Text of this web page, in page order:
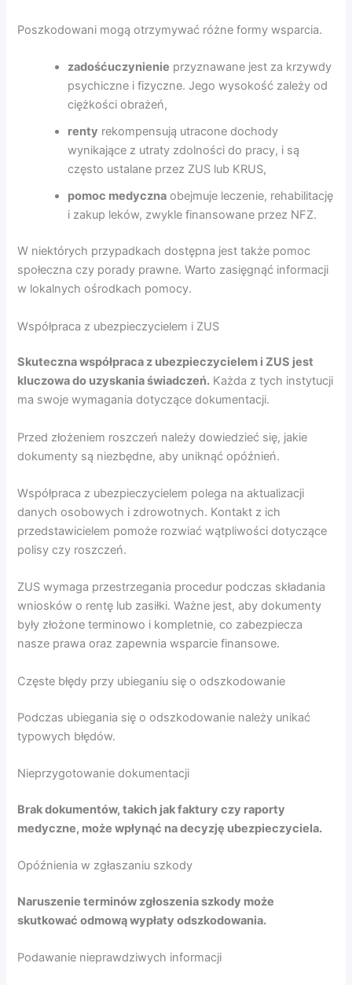
Poszkodowani mogą otrzymywać różne formy wsparcia.
zadośćuczynienie przyznawane jest za krzywdy
psychiczne i fizyczne. Jego wysokość zależy od
ciężkości obrażeń,
renty rekompensują utracone dochody
wynikające z utraty zdolności do pracy, i są
często ustalane przez ZUS lub KRUS,
pomoc medyczna obejmuje leczenie, rehabilitację
i zakup leków, zwykle finansowane przez NFZ.
W niektórych przypadkach dostępna jest także pomoc
społeczna czy porady prawne. Warto zasięgnąć informacji
w lokalnych ośrodkach pomocy.
Współpraca z ubezpieczycielem i ZUS
Skuteczna współpraca z ubezpieczycielem i ZUS jest
kluczowa do uzyskania świadczeń. Każda z tych instytucji
ma swoje wymagania dotyczące dokumentacji.
Przed złożeniem roszczeń należy dowiedzieć się, jakie
dokumenty są niezbędne, aby uniknąć opóźnień.
Współpraca z ubezpieczycielem polega na aktualizacji
danych osobowych i zdrowotnych. Kontakt z ich
przedstawicielem pomoże rozwiać wątpliwości dotyczące
polisy czy roszczeń.
ZUS wymaga przestrzegania procedur podczas składania
wniosków o rentę lub zasiłki. Ważne jest, aby dokumenty
były złożone terminowo i kompletnie, co zabezpiecza
nasze prawa oraz zapewnia wsparcie finansowe.
Częste błędy przy ubieganiu się o odszkodowanie
Podczas ubiegania się o odszkodowanie należy unikać
typowych błędów.
Nieprzygotowanie dokumentacji
Brak dokumentów, takich jak faktury czy raporty
medyczne, może wpłynąć na decyzję ubezpieczyciela.
Opóźnienia w zgłaszaniu szkody
Naruszenie terminów zgłoszenia szkody może
skutkować odmową wypłaty odszkodowania.
Podawanie nieprawdziwych informacji